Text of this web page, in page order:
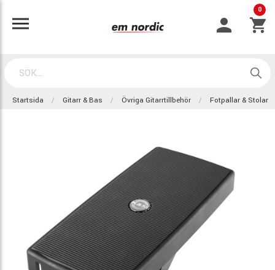
0
Startsida Gitarr & Bas Övriga Gitarrtillbehör Fotpallar & Stolar